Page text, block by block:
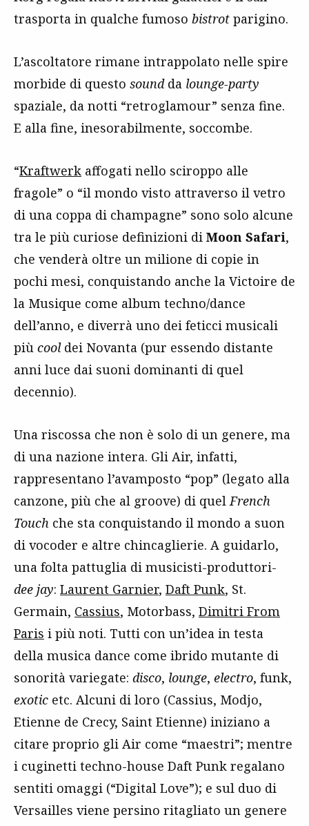
trasporta in qualche fumoso bistrot parigino.
L’ascoltatore rimane intrappolato nelle spire
morbide di questo soundda lounge-party
spaziale, da notti “retroglamour” senza fine.
E alla fine, inesorabilmente, soccombe.
“Kraftwerk affogati nello sciroppo alle
fragole” o “il mondo visto attraverso il vetro
di una coppa di champagne” sono solo alcune
tra le più curiose definizioni di Moon Safari,
che venderà oltre un milione di copie in
pochi mesi, conquistando anche la Victoire de
la Musique come album techno/dance
dell’anno, e diverrà uno dei feticci musicali
più cooldei Novanta (pur essendo distante
anni luce dai suoni dominanti di quel
decennio).
Una riscossa che non è solo di un genere, ma
di una nazione intera. Gli Air, infatti,
rappresentano l’avamposto “pop” (legato alla
canzone, più che al groove) di quel French
Touch che sta conquistando il mondo a suon
di vocoder e altre chincaglierie. A guidarlo,
una folta pattuglia di musicisti-produttori-
dee jay: Laurent Garnier, Daft Punk, St.
Germain, Cassius, Motorbass, Dimitri From
Paris i più noti. Tutti con un’idea in testa
della musica dance come ibrido mutante di
sonorità variegate: disco, lounge, electro, funk,
exotic etc. Alcuni di loro (Cassius, Modjo,
Etienne de Crecy, Saint Etienne) iniziano a
citare proprio gli Air come “maestri”; mentre
i cuginetti techno-house Daft Punk regalano
sentiti omaggi (“Digital Love”); e sul duo di
Versailles viene persino ritagliato un genere